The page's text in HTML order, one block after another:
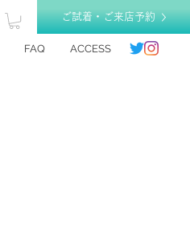
FAQ ACCESS
ご試着・ご来店予約